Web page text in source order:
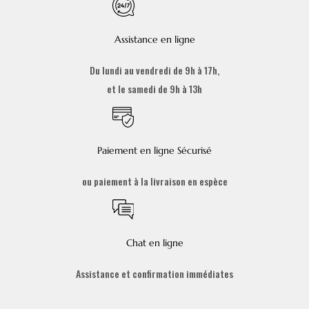
Assistance en ligne
Du lundi au vendredi de 9h à 17h,
et le samedi de 9h à 13h
Paiement en ligne Sécurisé
ou paiement à la livraison en espèce
Chat en ligne
Assistance et confirmation immédiates